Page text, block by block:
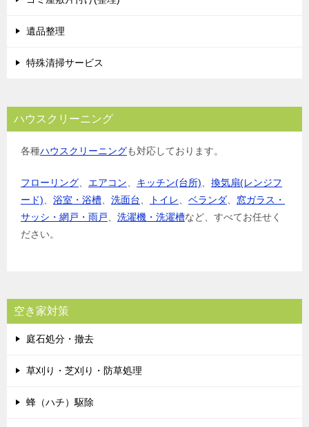
遺品整理
特殊清掃サービス
ハウスクリーニング
各種ハウスクリーニングも対応しております。
フローリング エアコン キッチン(台所)
換気扇(レンジフ
ード)
浴室・浴槽 洗面台 トイレ ベランダ
窓ガラス・
サッシ・網戸・雨戸
洗濯機・洗濯槽など、すべてお任せく
ださい。
空き家対策
庭石処分・撤去
草刈り・芝刈り・防草処理
蜂（ハチ）駆除